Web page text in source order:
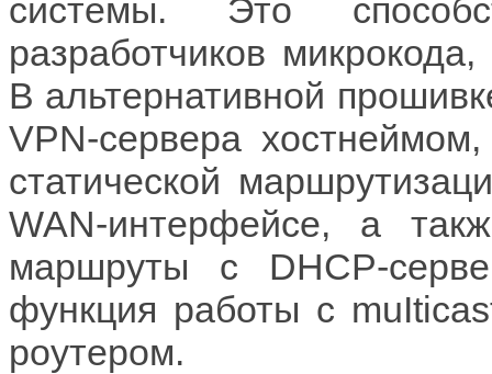
системы. Это
разработчиков
В альтернативной
VPN-сервера
статической
WAN-интерфейсе, а
маршруты с DHCP-
функция работы с
роутером.